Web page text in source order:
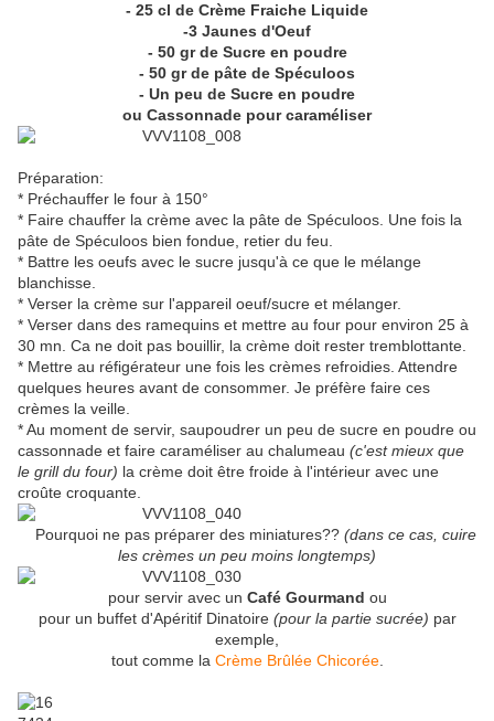
- 25 cl de Crème Fraiche Liquide
-3 Jaunes d'Oeuf
- 50 gr de Sucre en poudre
- 50 gr de pâte de Spéculoos
- Un peu de Sucre en poudre
ou Cassonnade pour caraméliser
Préparation:
* Préchauffer le four à 150°
* Faire chauffer la crème avec la pâte de Spéculoos. Une fois la
pâte de Spéculoos bien fondue, retier du feu.
* Battre les oeufs avec le sucre jusqu'à ce que le mélange
blanchisse.
* Verser la crème sur l'appareil oeuf/sucre et mélanger.
* Verser dans des ramequins et mettre au four pour environ 25 à
30 mn. Ca ne doit pas bouillir, la crème doit rester tremblottante.
* Mettre au réfigérateur une fois les crèmes refroidies. Attendre
quelques heures avant de consommer. Je préfère faire ces
crèmes la veille.
* Au moment de servir, saupoudrer un peu de sucre en poudre ou
cassonnade et faire caraméliser au chalumeau (c'est mieux que
le grill du four) la crème doit être froide à l'intérieur avec une
croûte croquante.
Pourquoi ne pas préparer des miniatures?? (dans ce cas, cuire
les crèmes un peu moins longtemps)
pour servir avec un Café Gourmand ou
pour un buffet d'Apéritif Dinatoire (pour la partie sucrée) par
exemple,
tout comme la Crème Brûlée Chicorée.